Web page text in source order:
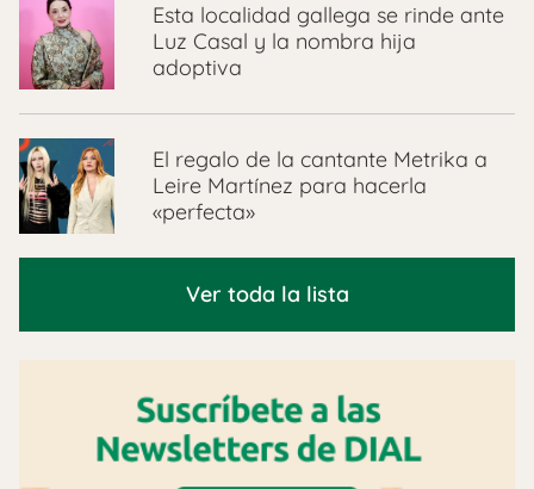
Esta localidad gallega se rinde ante
Luz Casal y la nombra hija
adoptiva
El regalo de la cantante Metrika a
Leire Martínez para hacerla
«perfecta»
Ver toda la lista